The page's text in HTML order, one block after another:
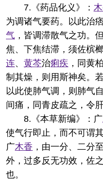
7.《药品化义》：
为调诸气要药。以此治
气 ，皆调滞散气之功。
焦、下焦结滞，须佐槟
连、 黄芩治痢疾 ，同黄
制其燥，则用斯神矣。
以此使肺气调，则肺气
间痛，同青皮疏之，令
8.《本草新编》：广
使气行即止，而不可谓
广木香 ，由一分、二分
外，过多反无功效，佐
也。